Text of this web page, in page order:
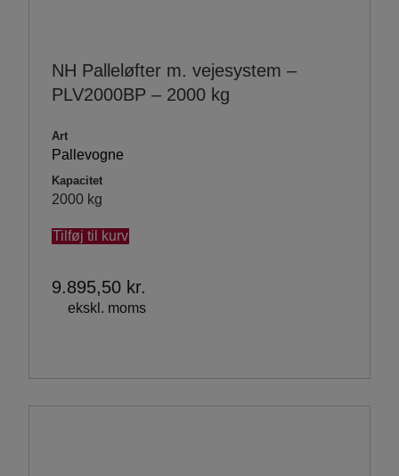
NH Palleløfter m. vejesystem –
PLV2000BP – 2000 kg
Art
Pallevogne
Kapacitet
2000 kg
Tilføj til kurv
9.895,50 kr.
ekskl. moms